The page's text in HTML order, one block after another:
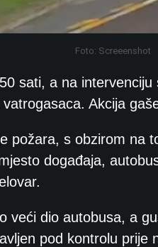
Foto: Screeenshot
sati, a na
Akcija
požara, s obzirom na
događaja,
veći dio autobusa, a
pod kontrolu prije